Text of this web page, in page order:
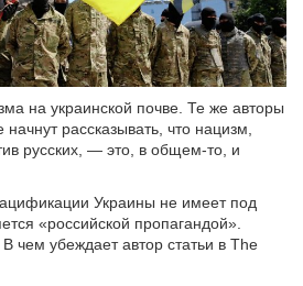
на украинской почве. Те же авторы
рассказывать, что нацизм,
русских, — это, в общем-то, и
Украины не имеет под
«российской пропагандой».
чем убеждает автор статьи в The